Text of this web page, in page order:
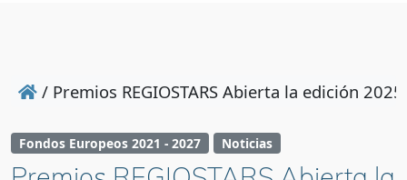
/ Premios REGIOSTARS Abierta la edición
Fondos Europeos 2021 - 2027 Noticias